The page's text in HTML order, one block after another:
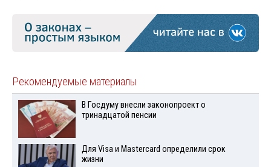
Рекомендуемые материалы
В Госдуму внесли законопроект о
тринадцатой пенсии
Для Visа и Mastercard определили срок
жизни